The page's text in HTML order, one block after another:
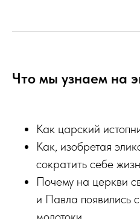
Что мы узнаем на
Как царский
Как, изобретая
сократить себе
Почему на церкви
и Павла появились